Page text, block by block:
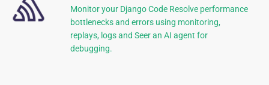
Monitor your Django Code Resolve performance
bottlenecks and errors using monitoring,
replays, logs and Seer an AI agent for
debugging.